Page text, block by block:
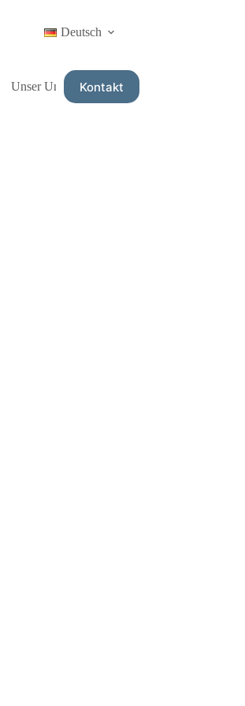
Deutsch
Unser UniversumKontakt